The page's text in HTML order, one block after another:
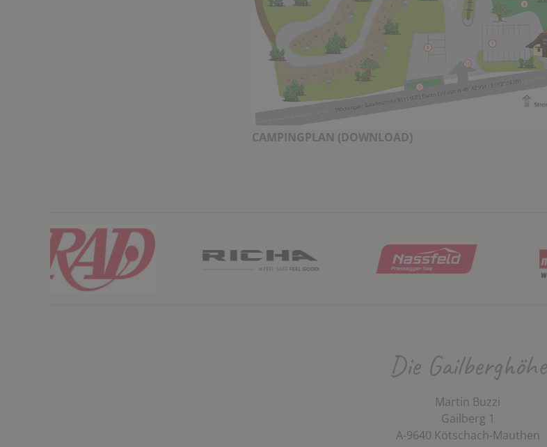
CAMPINGPLAN (DOWNLOAD)
Die Gailberghöhe
Martin Buzzi
Gailberg 1
A-9640 Kötschach-Mauthen